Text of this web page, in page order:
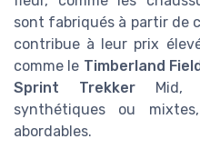
sont fabriqués à partir de
contribue à leur prix
comme le Timberland
Sprint TrekkerMid,
synthétiques ou
abordables.